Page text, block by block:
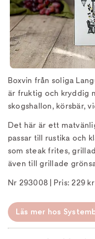
Boxvin från soliga
är fruktig och kryddig
skogshallon, körsbär,
Det här är ett
passar till rustika och
som steak frites,
även till grillade
Nr 293008 | Pris: 229 kr
Läs mer hos